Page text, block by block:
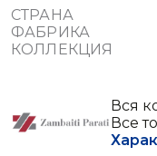
СТРАНА
ФАБРИКА
КОЛЛЕКЦИЯ
Вся
Все